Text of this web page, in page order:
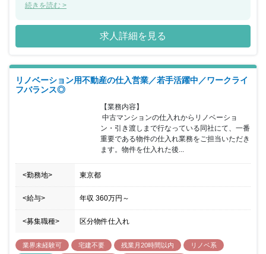
す。即戦力としてすぐに現場で活躍することができます。 更なるキ
続きを読む >
求人詳細を見る
リノベーション用不動産の仕入営業／若手活躍中／ワークライ
フバランス◎
【業務内容】
ン・引き渡しまで行なっている同社にて、一番
重要である物件の仕入れ業務をご担当いただき
ます。物件を仕入れた後...
<勤務地> 東京都
<給与> 年収 360万円 ～
<募集職種> 区分物件仕入れ
業界未経験可 宅建不要 残業月20時間以内
リノベ系